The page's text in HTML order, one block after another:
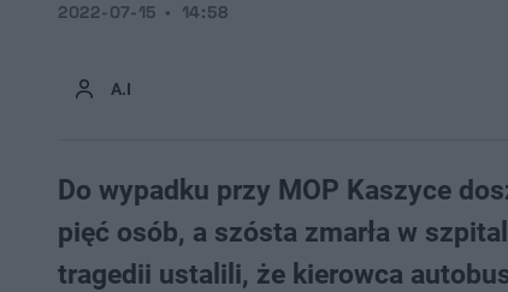
A.I
2022-07-15 14:58
Do wypadku przy MOP Kaszyce
pięć osób, a szósta zmarła w
tragedii ustalili, że kierowca